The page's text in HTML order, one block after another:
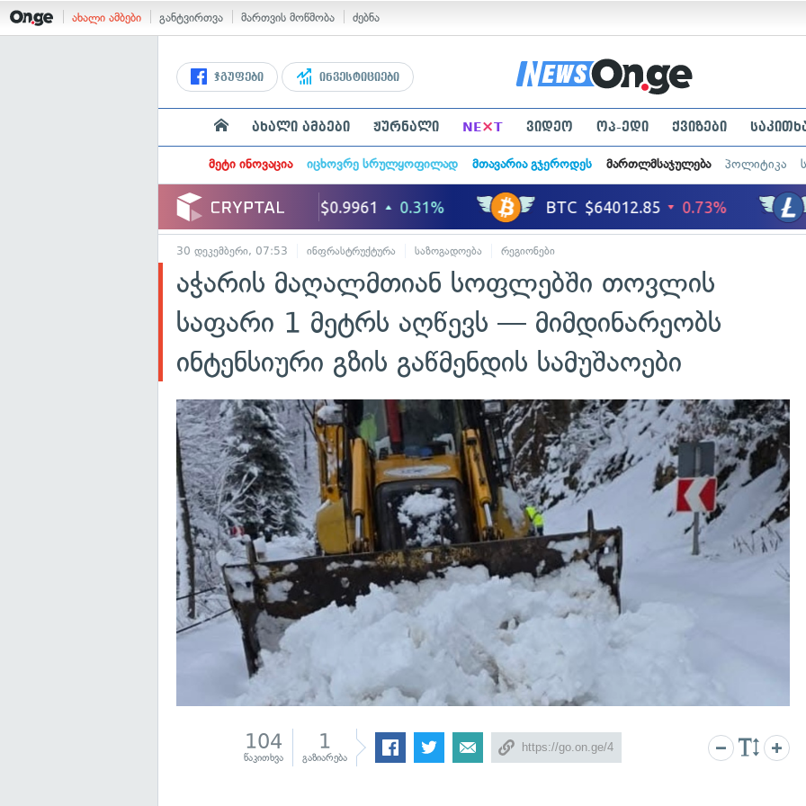
ახალი ამბები განტვირთვა მართვის მოწმობა ძებნა
ჯგუფები ინვესტიციები
ახალი ამბები ჟურნალი NE×T ვიდეო ოპ-ედი ქვიზები
მეტი ინოვაცია იცხოვრე სრულყოფილად მთავარია გჯეროდეს მართლმსაჯულება პოლიტიკა
30 დეკემბერი, 07:53 ინფრასტრუქტურა საზოგადოება რეგიონები
აჭარის მაღალმთიან სოფლებში თოვლის
საფარი 1 მეტრს აღწევს — მიმდინარეობს
ინტენსიური გზის გაწმენდის სამუშაოები
104
წაკითხვა
1
გაზიარება